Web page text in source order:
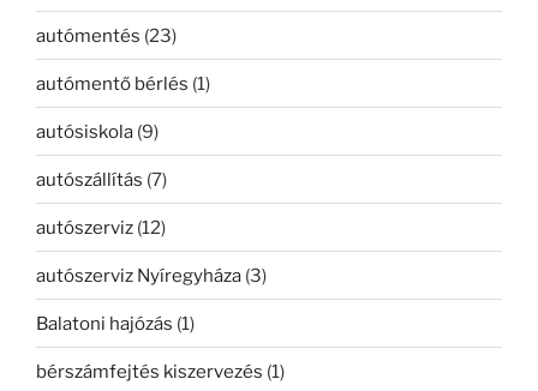
autómentés (23)
autómentő bérlés (1)
autósiskola (9)
autószállítás (7)
autószerviz (12)
autószerviz Nyíregyháza (3)
Balatoni hajózás (1)
bérszámfejtés kiszervezés (1)